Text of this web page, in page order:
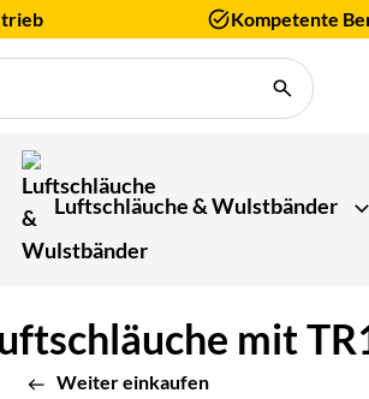
Kompetente
Luftschläuche & Wulstbänder
mit
Weiter einkaufen